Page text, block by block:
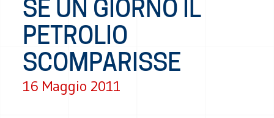
SE UN GIORNO IL
PETROLIO
SCOMPARISSE
16 Maggio 2011